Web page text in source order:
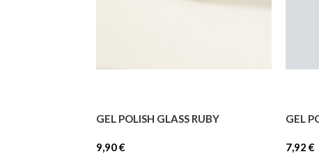
GEL POLISH GLASS RUBY
9,90€
GEL
7,92 €